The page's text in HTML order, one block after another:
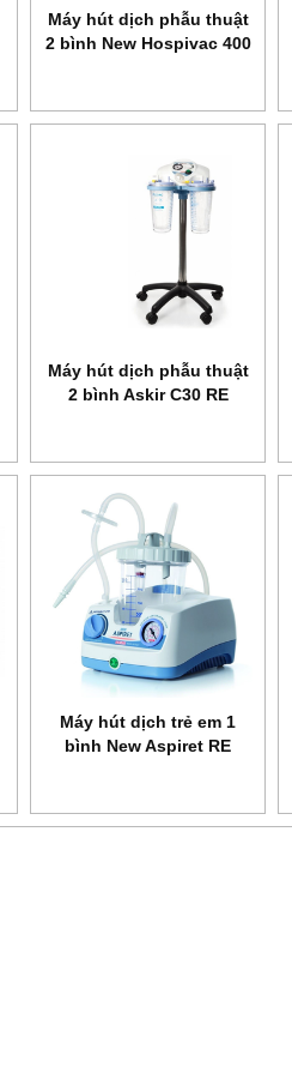
Máy hút dịch phẫu thuật
2 bình New Hospivac 400
Máy hút dịch phẫu thuật
2 bình Askir C30 RE
Máy hút dịch trẻ em 1
bình New Aspiret RE